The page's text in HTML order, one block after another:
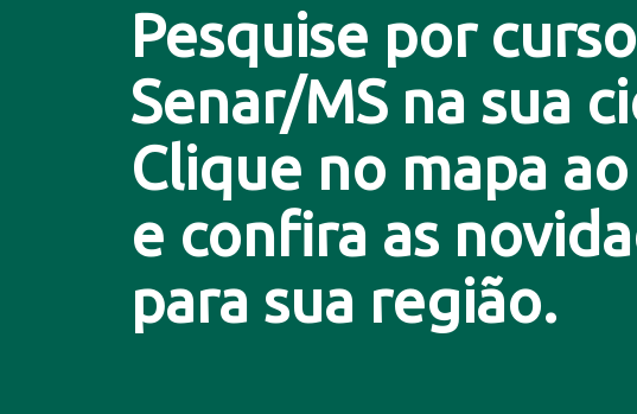
Pesquise por
Senar/MS na sua
Clique no mapa
e confira as
para sua região.